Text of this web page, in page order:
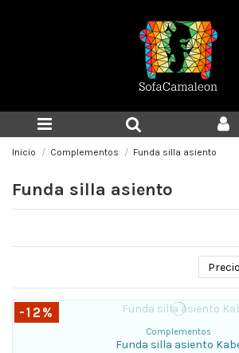
Inicio Complementos Funda silla asiento
Funda silla asiento
-12%
Complementos
Funda silla asiento